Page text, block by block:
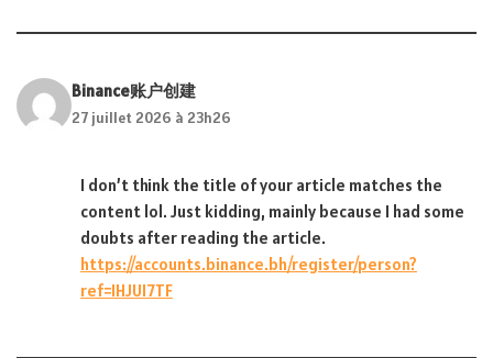
Binance账户创建
27 juillet 2026 à 23h26
I don’t think the title of your article matches the
content lol. Just kidding, mainly because I had some
doubts after reading the article.
https://accounts.binance.bh/register/person?
ref=IHJUI7TF